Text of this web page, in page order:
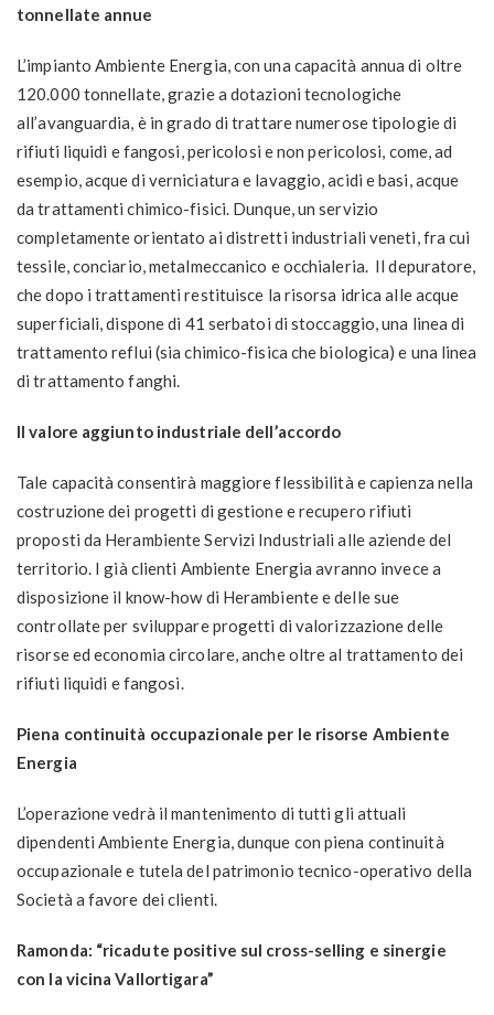
tonnellate annue
L’impianto Ambiente Energia, con una capacità annua di oltre
120.000 tonnellate, grazie a dotazioni tecnologiche
all’avanguardia, è in grado di trattare numerose tipologie di
rifiuti liquidi e fangosi, pericolosi e non pericolosi, come, ad
esempio, acque di verniciatura e lavaggio, acidi e basi, acque
da trattamenti chimico-fisici. Dunque, un servizio
completamente orientato ai distretti industriali veneti, fra cui
tessile, conciario, metalmeccanico e occhialeria. Il depuratore,
che dopo i trattamenti restituisce la risorsa idrica alle acque
superficiali, dispone di 41 serbatoi di stoccaggio, una linea di
trattamento reflui (sia chimico-fisica che biologica) e una linea
di trattamento fanghi.
Il valore aggiunto industriale dell’accordo
Tale capacità consentirà maggiore flessibilità e capienza nella
costruzione dei progetti di gestione e recupero rifiuti
proposti da Herambiente Servizi Industriali alle aziende del
territorio. I già clienti Ambiente Energia avranno invece a
disposizione il know-how di Herambiente e delle sue
controllate per sviluppare progetti di valorizzazione delle
risorse ed economia circolare, anche oltre al trattamento dei
rifiuti liquidi e fangosi.
Piena continuità occupazionale per le risorse Ambiente
Energia
L’operazione vedrà il mantenimento di tutti gli attuali
dipendenti Ambiente Energia, dunque con piena continuità
occupazionale e tutela del patrimonio tecnico-operativo della
Società a favore dei clienti.
Ramonda: “ricadute positive sul cross-selling e sinergie
con la vicina Vallortigara”